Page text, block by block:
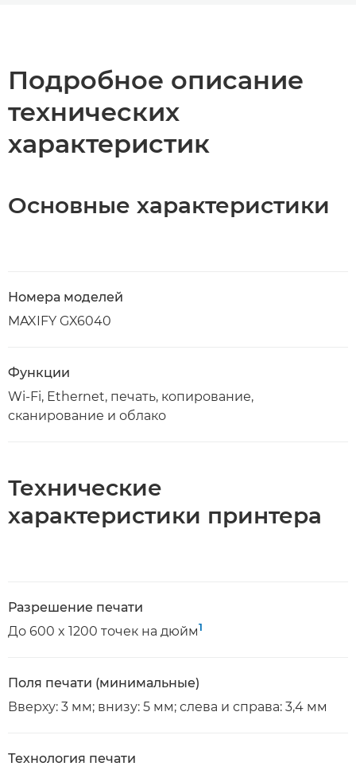
Подробное описание
технических
характеристик
Основные характеристики
Номера моделей
MAXIFY GX6040
Функции
Wi-Fi, Ethernet, печать, копирование,
сканирование и облако
Технические
характеристики принтера
Разрешение печати
До 600 x 1200 точек на дюйм1
Поля печати (минимальные)
Вверху: 3 мм; внизу: 5 мм; слева и справа: 3,4 мм
Технология печати